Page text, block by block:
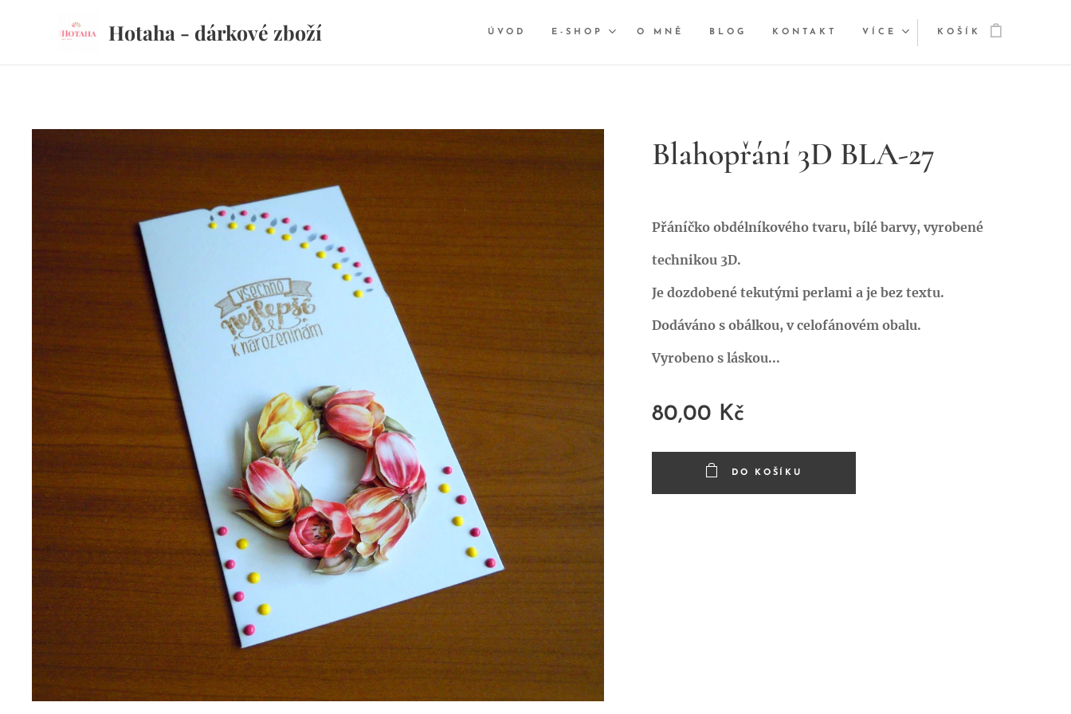
Hotaha - dárkové zboží ÚVOD E-SHOP O MNĚ BLOG KONTAKT VÍCE KOŠÍK
Blahopřání 3D BLA-27
Přáníčko obdélníkového tvaru, bílé barvy, vyrobené
technikou 3D.
Je dozdobené tekutými perlami a je bez textu.
Dodáváno s obálkou, v celofánovém obalu.
Vyrobeno s láskou...
80,00 Kč
DO KOŠÍKU